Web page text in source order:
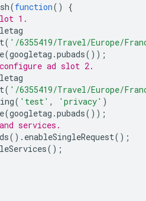
(function()
{
1.
( '/6355419/Travel/Europe/
(googletag .pubads());
ad slot 2.
( '/6355419/Travel/Europe/
( 'test' , 'privacy' )
(googletag .pubads());
services.
(). enableSingleRequest();
();